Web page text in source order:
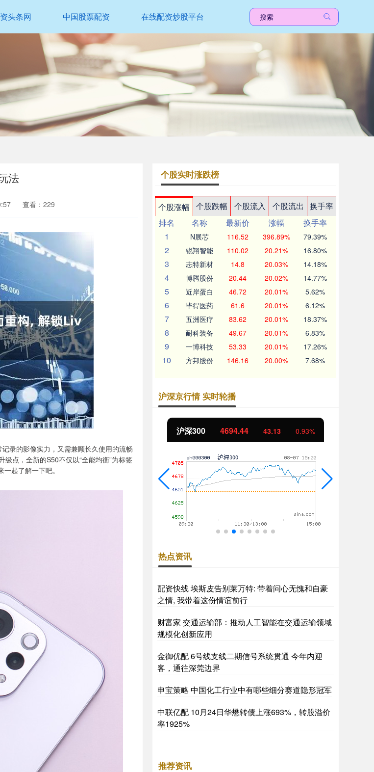
头条网 中国股票配资 在线配资炒股平台
法
查看：229
录的影像实力，又需兼顾长久使用的流畅
点，全新的S50不仅以“全能均衡”为标签
起了解一下吧。
个股实时涨跌榜
个股涨幅 个股跌幅 个股流入 个股流出
换手率
排名
名称 最新价 涨幅
换手率
1
N展芯 116.52 396.89% 79.39%
2 锐翔智能 110.02 20.21% 16.80%
3 志特新材 14.8 20.03% 14.18%
4 博腾股份 20.44 20.02% 14.77%
5 近岸蛋白 46.72 20.01% 5.62%
6 毕得医药 61.6 20.01% 6.12%
7 五洲医疗 83.62 20.01% 18.37%
8 耐科装备 49.67 20.01% 6.83%
9 一博科技 53.33 20.01% 17.26%
10 方邦股份 146.16 20.00% 7.68%
沪深京行情 实时轮播
300 4694.44 43.13 北证50 1134.24 11.37 1.01%
热点资讯
配资快线 埃斯皮告别莱万特: 带着问心无愧和自豪
之情, 我带着这份情谊前行
财富家 交通运输部：推动人工智能在交通运输领域
规模化创新应用
金御优配 6号线支线二期信号系统贯通 今年内迎
客，通往深莞边界
申宝策略 中国化工行业中有哪些细分赛道隐形冠军
中联亿配 10月24日华懋转债上涨693%，转股溢价
率1925%
推荐资讯